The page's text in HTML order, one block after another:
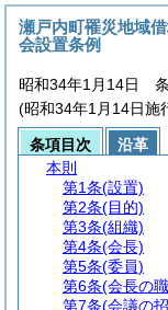
瀬戸内町罹災地域
会設置条例
昭和34年1月14日
(昭和34年1月14日施
条項目次
沿革
本則
第1条(設置)
第2条(目的)
第3条(組織)
第4条(会長)
第5条(委員)
第6条(会長の
第7条(会議の